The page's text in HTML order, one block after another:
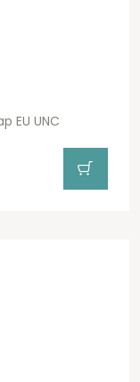
EU UNC